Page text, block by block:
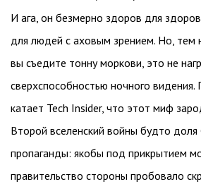
И ага, он безмерно здоров для
для людей с аховым зрением. Но, тем
вы съедите тонну моркови, это не
сверхспособностью ночного видения.
катает Tech Insider, что этот миф
Второй вселенский войны будто доля
пропаганды: якобы под прикрытием
правительство стороны пробовало